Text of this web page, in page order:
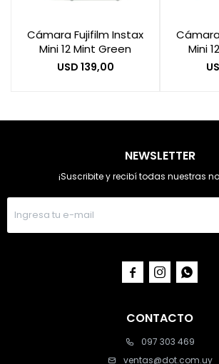
Cámara Fujifilm Instax
Mini 12 Mint Green
USD 139,00
Mini
CONTACTO
097 303 469
ventas@dot.com.uy
NEWSLETTER
¡Suscribite y recibí todas nuestras
  